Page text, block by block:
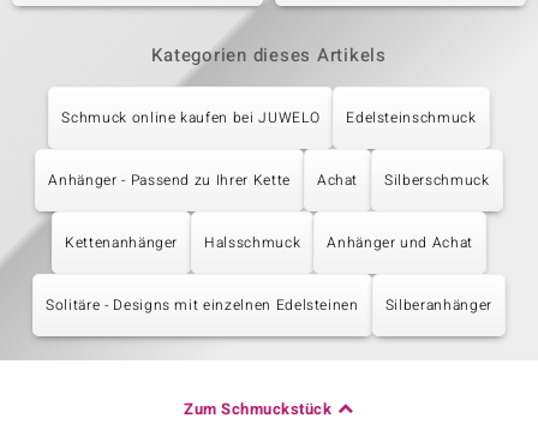
Kategorien dieses Artikels
Schmuck online kaufen bei JUWELO Edelsteinschmuck
Anhänger - Passend zu Ihrer Kette Achat Silberschmuck
Kettenanhänger Halsschmuck Anhänger und Achat
Solitäre - Designs mit einzelnen Edelsteinen Silberanhänger
Zum Schmuckstück